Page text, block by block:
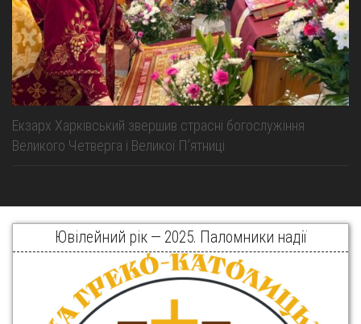
Екзарх Харківський звершив страсні богослужіння
Великого Четверга і Великої Пʼятниці
Ювілейний рік — 2025. Паломники надії